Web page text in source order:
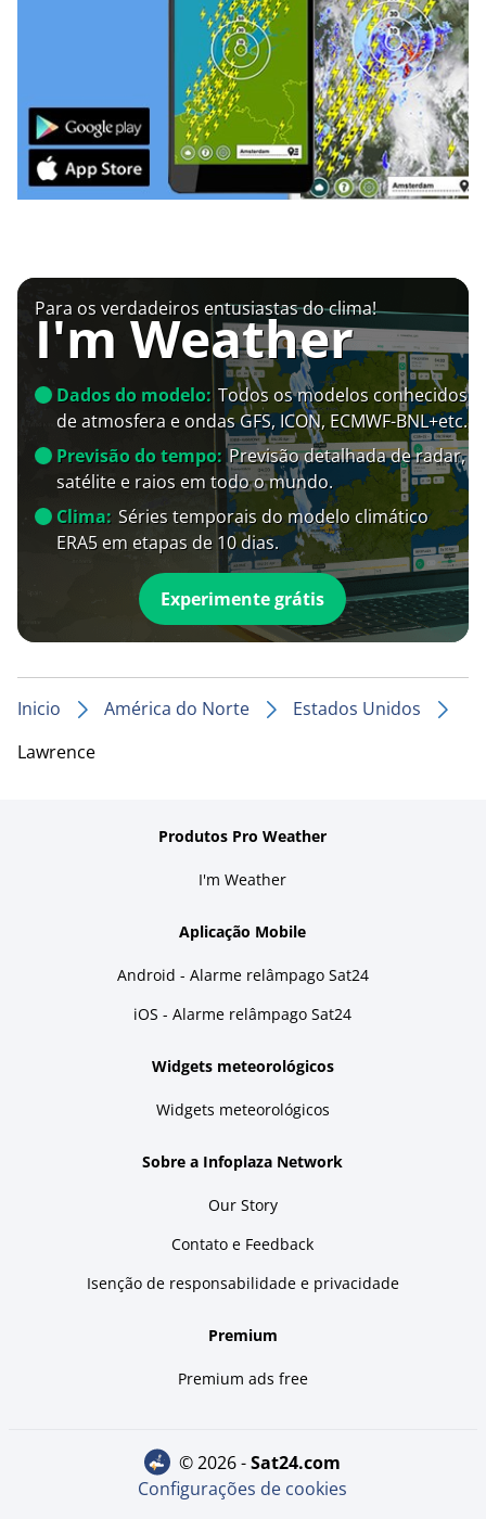
Para os verdadeiros entusiastas do clima!
I'm Weather
Dados do modelo: Todos os modelos conhecidos
de atmosfera e ondas GFS, ICON, ECMWF-BNL+etc.
Previsão do tempo: Previsão detalhada de radar,
satélite e raios em todo o mundo.
Clima: Séries temporais do modelo climático
ERA5 em etapas de 10 dias.
Experimente grátis
Inicio América do Norte
Estados Unidos
Lawrence
Produtos Pro Weather
I'm Weather
Aplicação Mobile
Android - Alarme relâmpago Sat24
iOS - Alarme relâmpago Sat24
Widgets meteorológicos
Widgets meteorológicos
Sobre a Infoplaza Network
Our Story
Contato e Feedback
Isenção de responsabilidade e privacidade
Premium
Premium ads free
© 2026 - sat24.com
Configurações de cookies